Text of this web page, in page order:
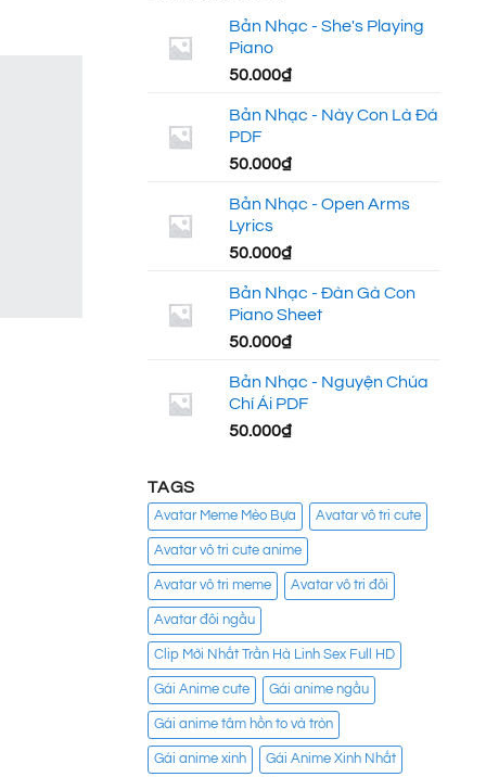
Bản Nhạc - She's Playing
Piano
50.000₫
Bản Nhạc - Này Con Là Đá
PDF
50.000₫
Bản Nhạc - Open Arms
Lyrics
50.000₫
Bản Nhạc - Đàn Gà Con
Piano Sheet
50.000₫
Bản Nhạc - Nguyện Chúa
Chí Ái PDF
50.000₫
TAGS
Avatar Meme Mèo Bựa Avatar vô tri cute
Avatar vô tri cute anime
Avatar vô tri meme Avatar vô tri đôi
Avatar đôi ngầu
Clip Mới Nhất Trần Hà Linh Sex Full HD
Gái Anime cute Gái anime ngầu
Gái anime tâm hồn to và tròn
Gái anime xinh Gái Anime Xinh Nhất